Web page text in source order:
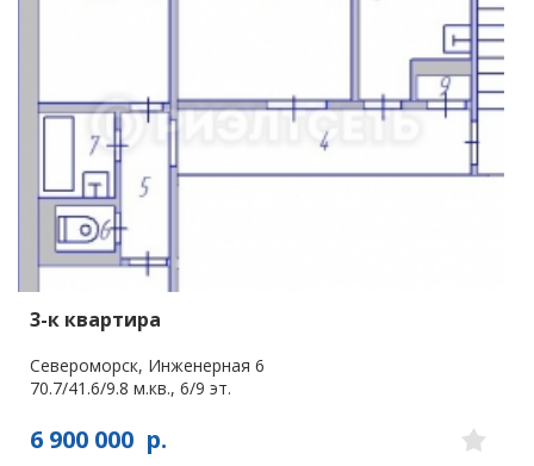
3-к квартира
Североморск, Инженерная 6
70.7/41.6/9.8 м.кв., 6/9 эт.
6 900 000 р.